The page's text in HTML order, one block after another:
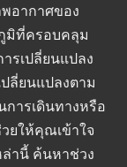
อากาศของ
มิที่ครอบคลุม
รเปลี่ยนแปลง
ลี่ยนแปลงตาม
ารเดินทางหรือ
ยให้คุณเข้าใจ
านี้ ค้นหาช่วง